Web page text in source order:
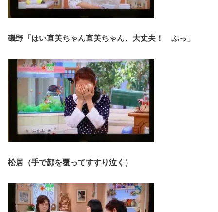
磯野「はい直美ちゃん直美ちゃん、大丈夫！ ふっ」
松居（手で顔を覆ってすすり泣く）